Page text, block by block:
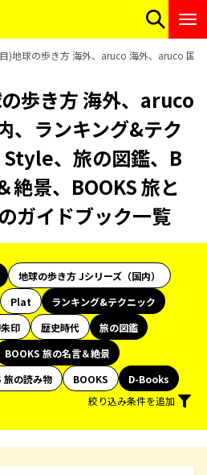
)地球の歩き方 海外、aruco 海外、aruco 国
歩き方 海外、aruco
、ランキング&テク
、旅の図鑑、B
絶景、BOOKS 旅と
ガイドブック一覧
地球の歩き方 Jシリーズ（国内）
Plat
ランキング&テクニック
印 歴史時代
旅の図鑑
BOOKS 旅の名言＆絶景
旅の読み物 BOOKS
D-Books
絞り込み条件を追加